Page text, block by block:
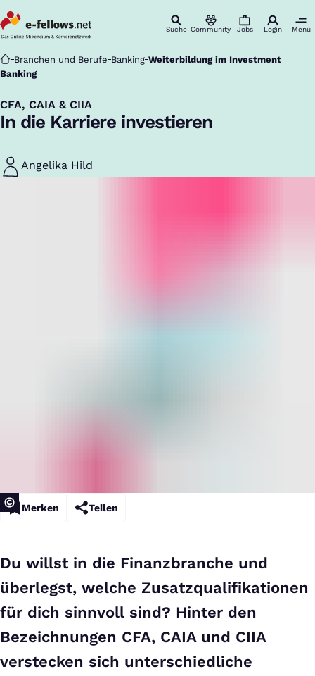
Suche Community Jobs Login Menü
Startseite
Branchen und Berufe Banking Weiterbildung im Investment
Banking
CFA, CAIA & CIIA
:
In die Karriere investieren
Angelika Hild
Merken Teilen
Du willst in die Finanzbranche und
überlegst, welche Zusatzqualifikationen
für dich sinnvoll sind? Hinter den
Bezeichnungen CFA, CAIA und CIIA
verstecken sich unterschiedliche